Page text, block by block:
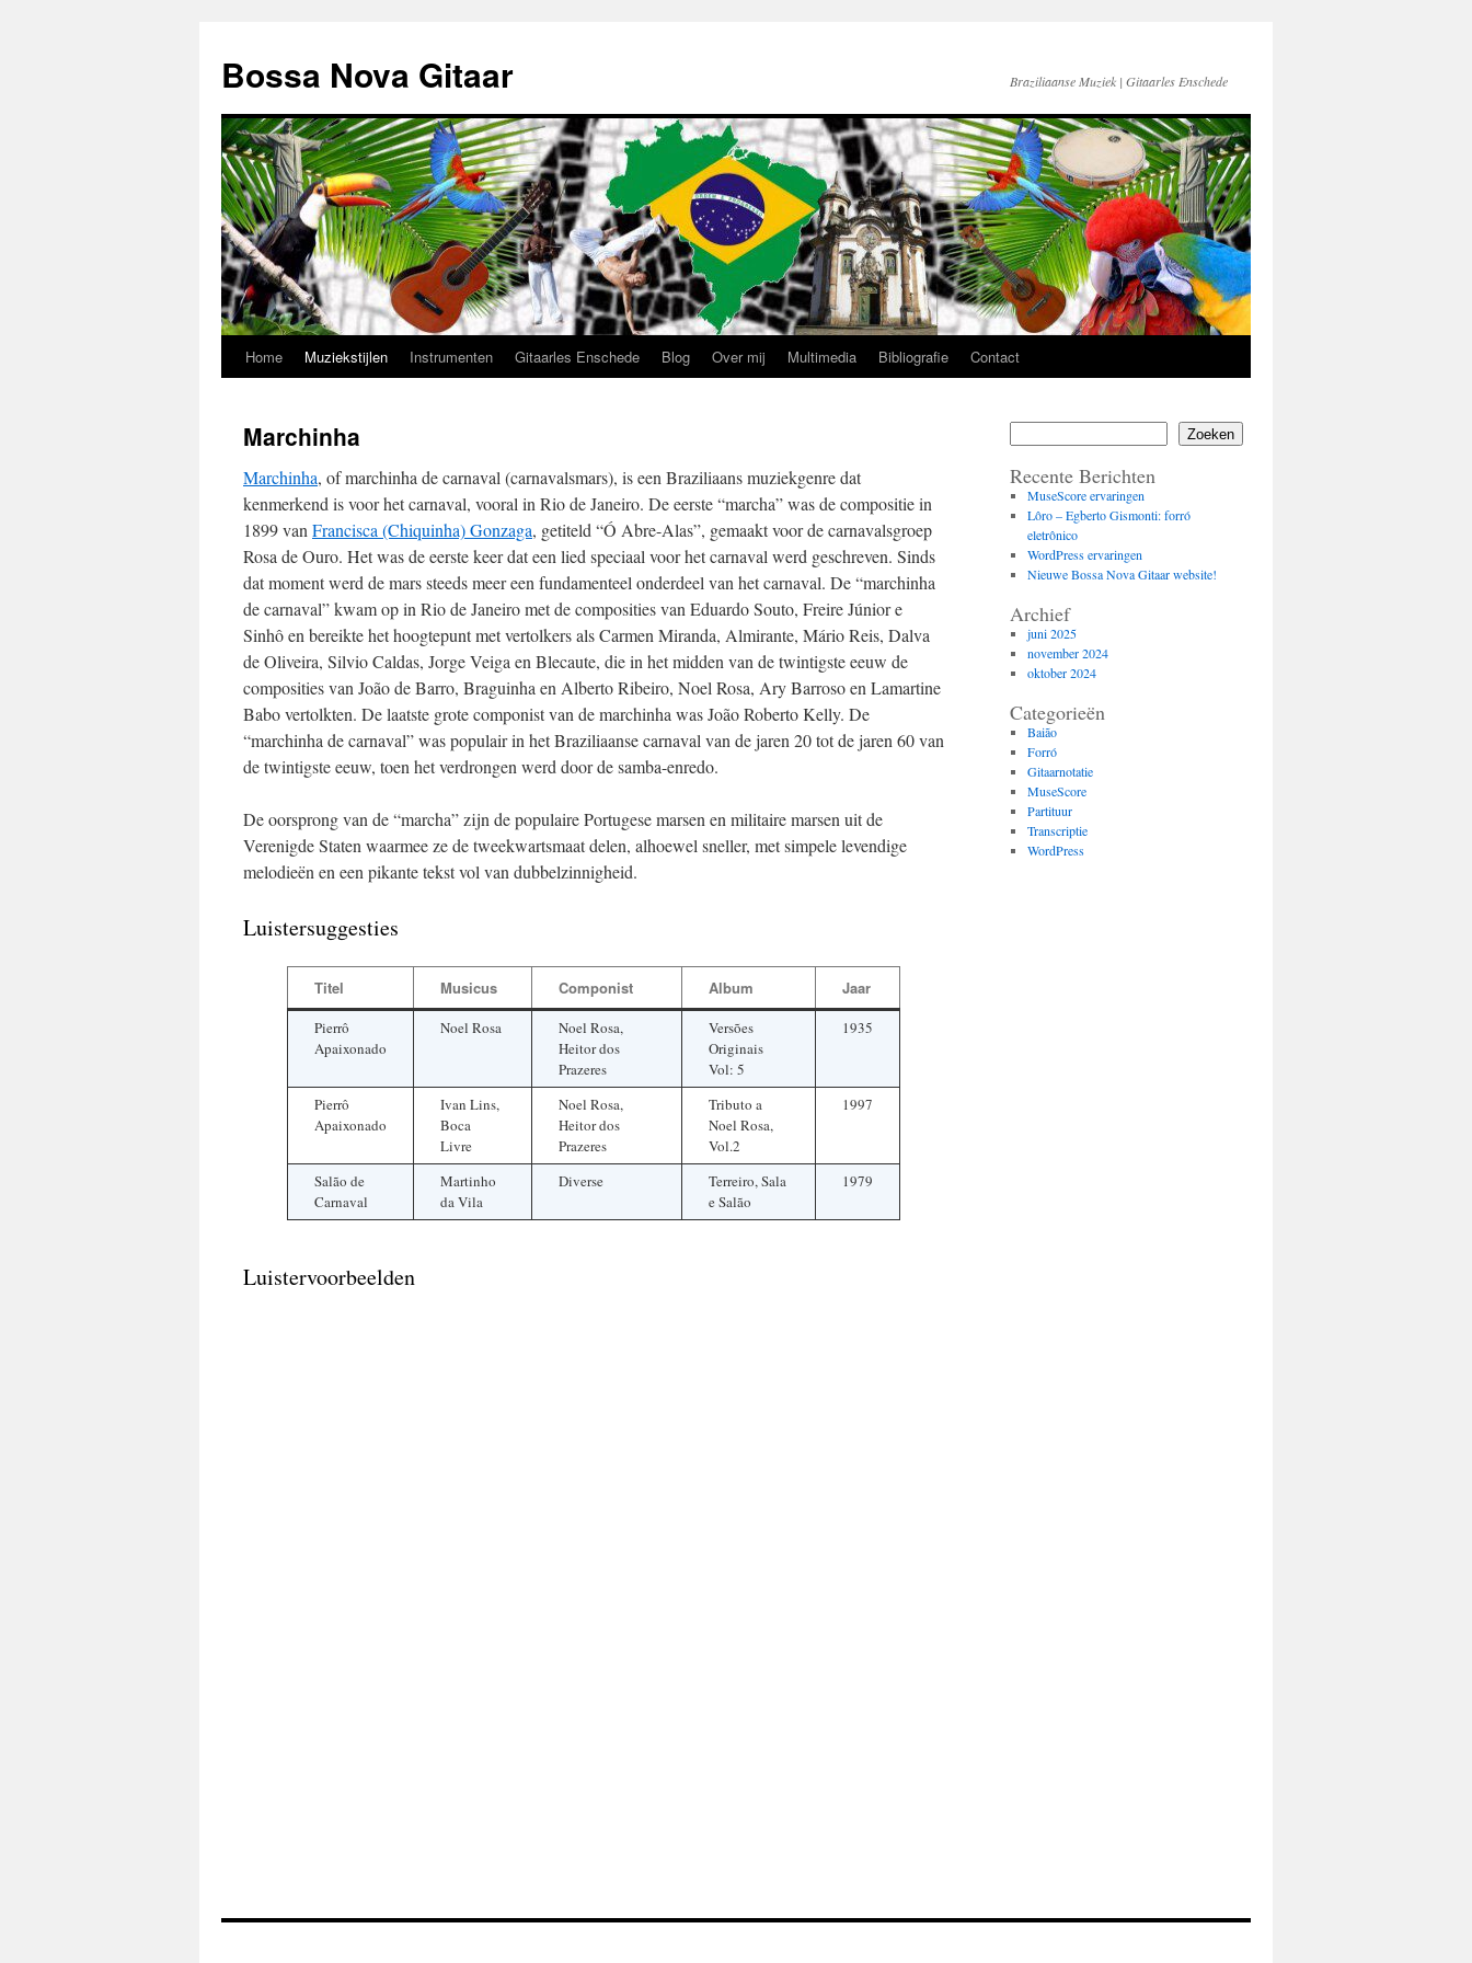
de
inhoud
Bossa Nova Gitaar Braziliaanse Muziek | Gitaarles Enschede
Home Muziekstijlen Instrumenten Gitaarles Enschede Blog Over mij Multimedia Bibliografie Contact
Marchinha
Marchinha, of marchinha de carnaval (carnavalsmars), is een Braziliaans muziekgenre dat
kenmerkend is voor het carnaval, vooral in Rio de Janeiro. De eerste “marcha” was de compositie in
1899 van Francisca (Chiquinha) Gonzaga, getiteld “Ó Abre-Alas”, gemaakt voor de carnavalsgroep
Rosa de Ouro. Het was de eerste keer dat een lied speciaal voor het carnaval werd geschreven. Sinds
dat moment werd de mars steeds meer een fundamenteel onderdeel van het carnaval. De “marchinha
de carnaval” kwam op in Rio de Janeiro met de composities van Eduardo Souto, Freire Júnior e
Sinhô en bereikte het hoogtepunt met vertolkers als Carmen Miranda, Almirante, Mário Reis, Dalva
de Oliveira, Silvio Caldas, Jorge Veiga en Blecaute, die in het midden van de twintigste eeuw de
composities van João de Barro, Braguinha en Alberto Ribeiro, Noel Rosa, Ary Barroso en Lamartine
Babo vertolkten. De laatste grote componist van de marchinha was João Roberto Kelly. De
“marchinha de carnaval” was populair in het Braziliaanse carnaval van de jaren 20 tot de jaren 60 van
de twintigste eeuw, toen het verdrongen werd door de samba-enredo.
De oorsprong van de “marcha” zijn de populaire Portugese marsen en militaire marsen uit de
Verenigde Staten waarmee ze de tweekwartsmaat delen, alhoewel sneller, met simpele levendige
melodieën en een pikante tekst vol van dubbelzinnigheid.
Luistersuggesties
Titel Musicus Componist Album Jaar
Pierrô
Apaixonado
Noel Rosa
Noel Rosa,
Heitor dos
Prazeres
Versões
Originais
Vol: 5
1935
Pierrô
Apaixonado
Ivan Lins,
Boca
Livre
Noel Rosa,
Heitor dos
Prazeres
Tributo a
Noel Rosa,
Vol.2
1997
Salão de
Carnaval
Martinho
da Vila
Diverse
Terreiro, Sala
e Salão
1979
Luistervoorbeelden
Zoeken
Recente Berichten
MuseScore ervaringen
Lôro – Egberto Gismonti: forró
eletrônico
WordPress ervaringen
Nieuwe Bossa Nova Gitaar website!
Archief
juni 2025
november 2024
oktober 2024
Categorieën
Baião
Forró
Gitaarnotatie
MuseScore
Partituur
Transcriptie
WordPress